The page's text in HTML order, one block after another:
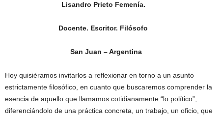
Lisandro Prieto Femenía.
Docente. Escritor. Filósofo
San Juan – Argentina
Hoy quisiéramos invitarlos a reflexionar en torno a un asunto
estrictamente filosófico, en cuanto que buscaremos comprender la
esencia de aquello que llamamos cotidianamente “lo político”,
diferenciándolo de una práctica concreta, un trabajo, un oficio, que